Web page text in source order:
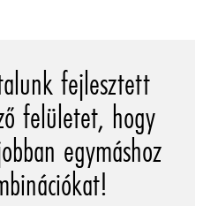
fejlesztett
felületet, hogy
egymáshoz